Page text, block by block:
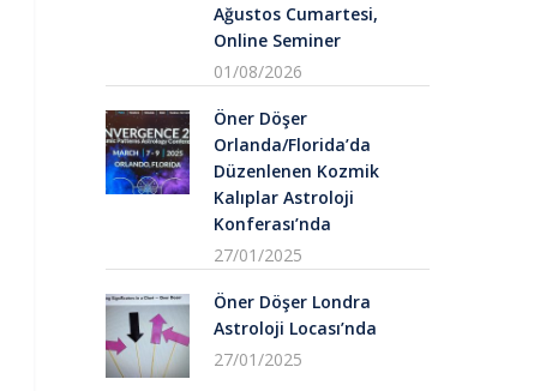
Ağustos Cumartesi,
Online Seminer
01/08/2026
Öner Döşer
Orlanda/Florida’da
Düzenlenen Kozmik
Kalıplar Astroloji
Konferası’nda
27/01/2025
Öner Döşer Londra
Astroloji Locası’nda
27/01/2025